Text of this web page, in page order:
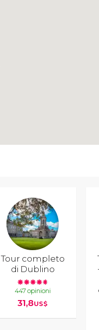
Tour completo
di Dublino
447 opinioni
31,8US$